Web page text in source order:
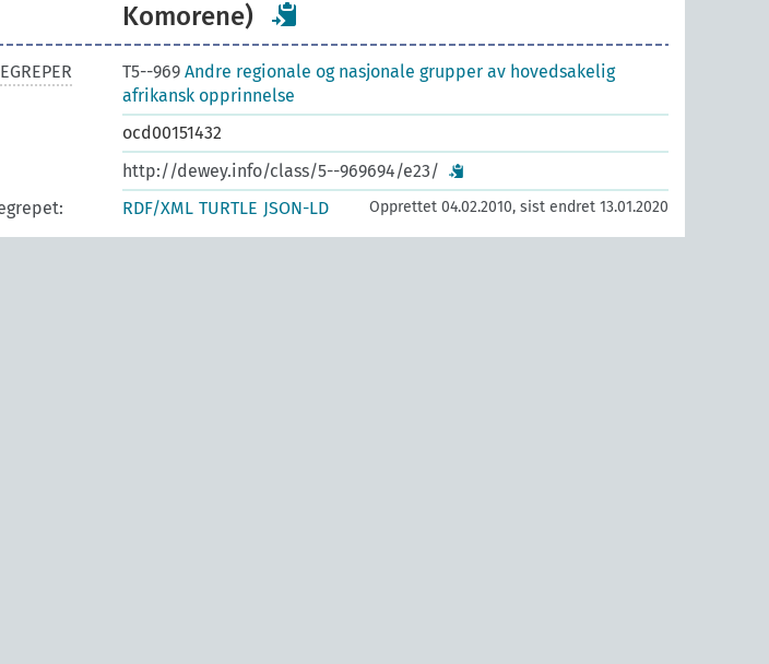
Komorene)
T5--969 Andre regionale og nasjonale grupper av hovedsakelig
afrikansk opprinnelse
ocd00151432
http://dewey.info/class/5--969694/e23/
RDF/XML TURTLE JSON-LD Opprettet 04.02.2010, sist endret 13.01.2020